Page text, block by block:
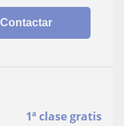
Contactar
1ª clase gratis